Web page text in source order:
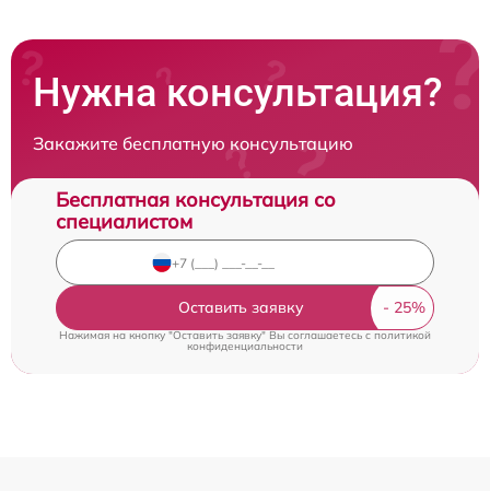
Нужна консультация?
Закажите бесплатную консультацию
Бесплатная консультация со
специалистом
Оставить заявку
Нажимая на кнопку "Оставить заявку" Вы соглашаетесь cполитикой
конфиденциальности